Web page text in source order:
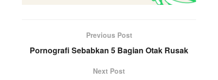
Previous Post
Pornografi Sebabkan 5 Bagian Otak Rusak
Next Post